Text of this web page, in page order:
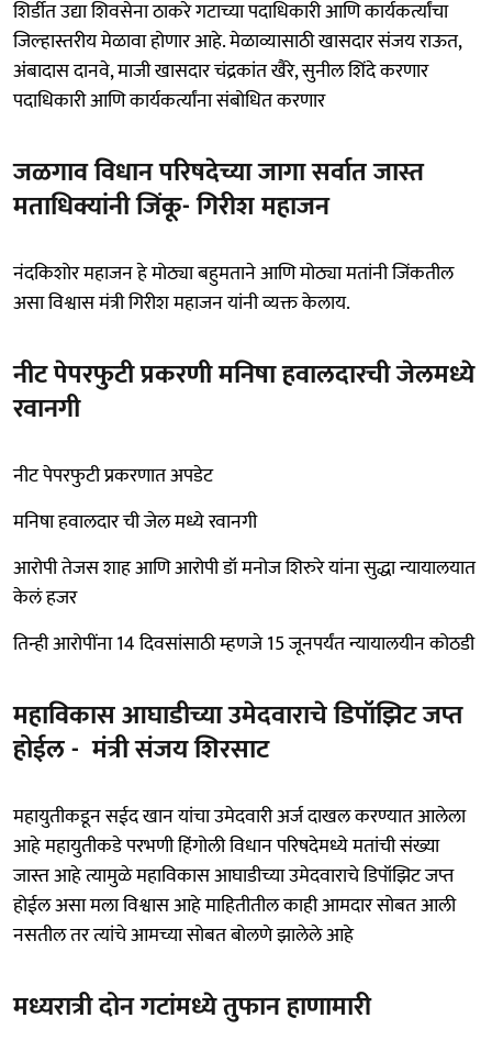
शिर्डीत उद्या शिवसेना ठाकरे गटाच्या पदाधिकारी आणि कार्यकर्त्यांचा
जिल्हास्तरीय मेळावा होणार आहे. मेळाव्यासाठी खासदार संजय राऊत,
अंबादास दानवे, माजी खासदार चंद्रकांत खैरे, सुनील शिंदे करणार
पदाधिकारी आणि कार्यकर्त्यांना संबोधित करणार
जळगाव विधान परिषदेच्या जागा सर्वात जास्त
मताधिक्यांनी जिंकू- गिरीश महाजन
नंदकिशोर महाजन हे मोठ्या बहुमताने आणि मोठ्या मतांनी जिंकतील
असा विश्वास मंत्री गिरीश महाजन यांनी व्यक्त केलाय.
नीट पेपरफुटी प्रकरणी मनिषा हवालदारची जेलमध्ये
रवानगी
नीट पेपरफुटी प्रकरणात अपडेट
मनिषा हवालदार ची जेल मध्ये रवानगी
आरोपी तेजस शाह आणि आरोपी डॉ मनोज शिरुरे यांना सुद्धा न्यायालयात
केलं हजर
तिन्ही आरोपींना 14 दिवसांसाठी म्हणजे 15 जूनपर्यंत न्यायालयीन कोठडी
महाविकास आघाडीच्या उमेदवाराचे डिपॉझिट जप्त
होईल - मंत्री संजय शिरसाट
महायुतीकडून सईद खान यांचा उमेदवारी अर्ज दाखल करण्यात आलेला
आहे महायुतीकडे परभणी हिंगोली विधान परिषदेमध्ये मतांची संख्या
जास्त आहे त्यामुळे महाविकास आघाडीच्या उमेदवाराचे डिपॉझिट जप्त
होईल असा मला विश्वास आहे माहितीतील काही आमदार सोबत आली
नसतील तर त्यांचे आमच्या सोबत बोलणे झालेले आहे
मध्यरात्री दोन गटांमध्ये तुफान हाणामारी